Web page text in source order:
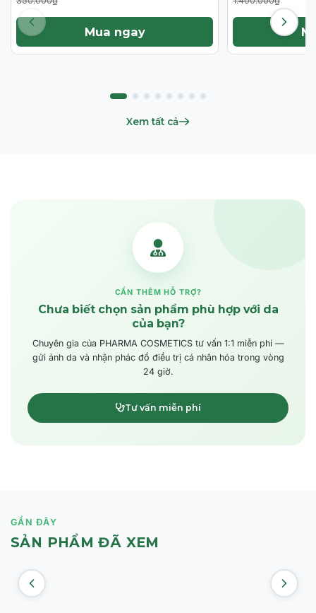
Mua ngay
Xem tất cả
CẦN THÊM HỖ TRỢ?
Chưa biết chọn sản phẩm phù hợp với da
của bạn?
Chuyên gia của PHARMA COSMETICS tư vấn 1:1 miễn phí —
gửi ảnh da và nhận phác đồ điều trị cá nhân hóa trong vòng
24 giờ.
Tư vấn miễn phí
GẦN ĐÂY
SẢN PHẨM ĐÃ XEM